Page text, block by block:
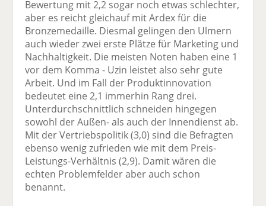
Bewertung mit 2,2 sogar noch etwas schlechter,
aber es reicht gleichauf mit Ardex für die
Bronzemedaille. Diesmal gelingen den Ulmern
auch wieder zwei erste Plätze für Marketing und
Nachhaltigkeit. Die meisten Noten haben eine 1
vor dem Komma - Uzin leistet also sehr gute
Arbeit. Und im Fall der Produktinnovation
bedeutet eine 2,1 immerhin Rang drei.
Unterdurchschnittlich schneiden hingegen
sowohl der Außen- als auch der Innendienst ab.
Mit der Vertriebspolitik (3,0) sind die Befragten
ebenso wenig zufrieden wie mit dem Preis-
Leistungs-Verhältnis (2,9). Damit wären die
echten Problemfelder aber auch schon
benannt.